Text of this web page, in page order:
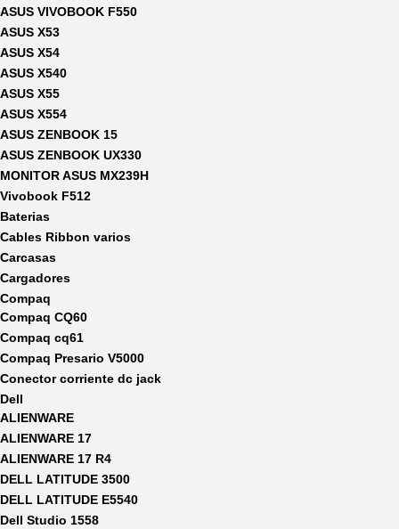
ASUS VIVOBOOK F550
ASUS X53
ASUS X54
ASUS X540
ASUS X55
ASUS X554
ASUS ZENBOOK 15
ASUS ZENBOOK UX330
MONITOR ASUS MX239H
Vivobook F512
Baterias
Cables Ribbon varios
Carcasas
Cargadores
Compaq
Compaq CQ60
Compaq cq61
Compaq Presario V5000
Conector corriente dc jack
Dell
ALIENWARE
ALIENWARE 17
ALIENWARE 17 R4
DELL LATITUDE 3500
DELL LATITUDE E5540
Dell Studio 1558